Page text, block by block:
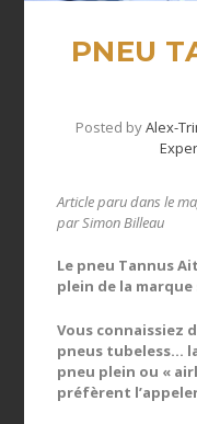
PNEU
Posted byAlex-
Article paru dans le
par Simon Billeau
Le pneu Tannus
plein de la
Vous connaissiez
pneus tubeless…
pneu plein ou «
préfèrent